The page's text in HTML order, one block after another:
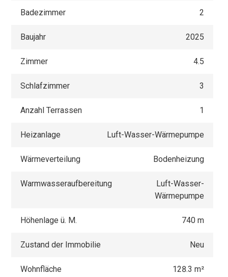
Badezimmer 2
Baujahr 2025
Zimmer 4.5
Schlafzimmer 3
Anzahl Terrassen 1
Heizanlage Luft-Wasser-Wärmepumpe
Wärmeverteilung Bodenheizung
Warmwasseraufbereitung
Luft-Wasser-
Wärmepumpe
Höhenlage ü. M. 740 m
Zustand der Immobilie Neu
Wohnfläche 128.3 m²